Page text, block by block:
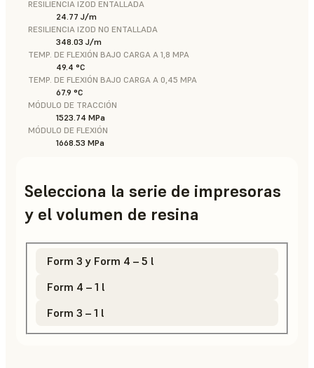
RESILIENCIA IZOD ENTALLADA
24.77 J/m
RESILIENCIA IZOD NO ENTALLADA
348.03 J/m
TEMP. DE FLEXIÓN BAJO CARGA A 1,8 MPA
49.4 °C
TEMP. DE FLEXIÓN BAJO CARGA A 0,45 MPA
67.9 °C
MÓDULO DE TRACCIÓN
1523.74 MPa
MÓDULO DE FLEXIÓN
1668.53 MPa
Selecciona la serie de impresoras
y el volumen de resina
Form 3 y Form 4 – 5 l
Form 4 – 1 l
Form 3 – 1 l